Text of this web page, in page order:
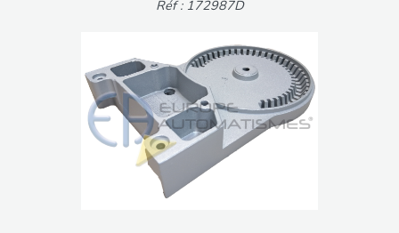
Réf : 172987D